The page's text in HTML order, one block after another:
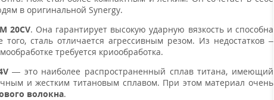
в оригинальной Synergy.
20CV. Она гарантирует высокую ударную вязкость и способна
сталь отличается агрессивным резом. Из недостатков –
требуется криообработка.
— это наиболее распространенный сплав титана, имеющий
и жестким титановым сплавом. При этом материал очень
волокна.